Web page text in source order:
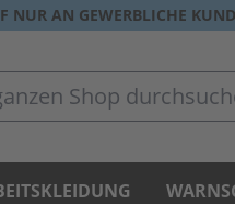
NUR AN GEWERBLICHE
Shop durchsuchen...